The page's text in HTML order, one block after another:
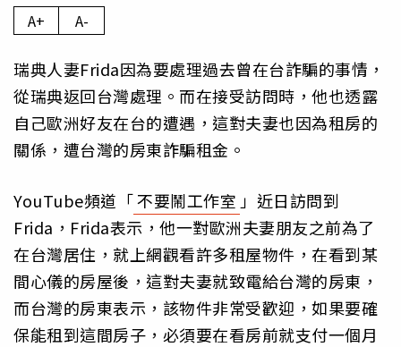
A+ A-
瑞典人妻Frida因為要處理過去曾在台詐騙的事情，
從瑞典返回台灣處理。而在接受訪問時，他也透露
自己歐洲好友在台的遭遇，這對夫妻也因為租房的
關係，遭台灣的房東詐騙租金。
YouTube頻道「不要鬧工作室 」近日訪問到
Frida，Frida表示，他一對歐洲夫妻朋友之前為了
在台灣居住，就上網觀看許多租屋物件，在看到某
間心儀的房屋後，這對夫妻就致電給台灣的房東，
而台灣的房東表示，該物件非常受歡迎，如果要確
保能租到這間房子，必須要在看房前就支付一個月